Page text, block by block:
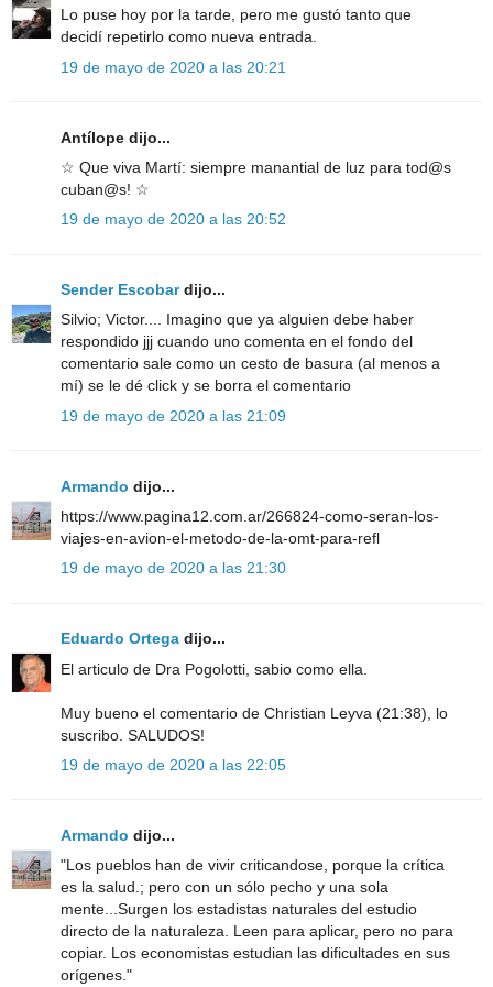
Lo puse hoy por la tarde, pero me gustó tanto que
decidí repetirlo como nueva entrada.
19 de mayo de 2020 a las 20:21
Antílope dijo...
☆ Que viva Martí: siempre manantial de luz para tod@s
cuban@s! ☆
19 de mayo de 2020 a las 20:52
Sender Escobardijo...
Silvio; Victor.... Imagino que ya alguien debe haber
respondido jjj cuando uno comenta en el fondo del
comentario sale como un cesto de basura (al menos a
mí) se le dé click y se borra el comentario
19 de mayo de 2020 a las 21:09
Armando dijo...
https://www.pagina12.com.ar/266824-como-seran-los-
viajes-en-avion-el-metodo-de-la-omt-para-refl
19 de mayo de 2020 a las 21:30
Eduardo Ortega dijo...
El articulo de Dra Pogolotti, sabio como ella.
Muy bueno el comentario de Christian Leyva (21:38), lo
suscribo. SALUDOS!
19 de mayo de 2020 a las 22:05
Armando dijo...
"Los pueblos han de vivir criticandose, porque la crítica
es la salud.; pero con un sólo pecho y una sola
mente...Surgen los estadistas naturales del estudio
directo de la naturaleza. Leen para aplicar, pero no para
copiar. Los economistas estudian las dificultades en sus
orígenes."